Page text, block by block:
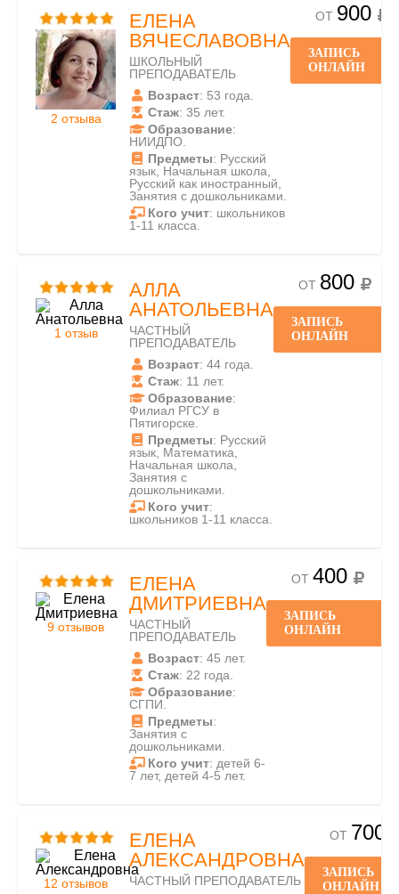
2 отзыва
ЕЛЕНА
ВЯЧЕСЛАВОВНА
ШКОЛЬНЫЙ
ПРЕПОДАВАТЕЛЬ
Возраст: 53 года.
Стаж: 35 лет.
Образование:
НИИДПО.
Предметы: Русский
язык, Начальная школа,
Русский как иностранный,
Занятия с дошкольниками.
Кого учит: школьников
1-11 класса.
ОТ 900
ЗАПИСЬ
ОНЛАЙН
1 отзыв
АЛЛА
АНАТОЛЬЕВНА
ЧАСТНЫЙ
ПРЕПОДАВАТЕЛЬ
Возраст: 44 года.
Стаж: 11 лет.
Образование:
Филиал РГСУ в
Пятигорске.
Предметы: Русский
язык, Математика,
Начальная школа,
Занятия с
дошкольниками.
Кого учит:
школьников 1-11 класса.
ОТ 800
ЗАПИСЬ
ОНЛАЙН
9 отзывов
ЕЛЕНА
ДМИТРИЕВНА
ЧАСТНЫЙ
ПРЕПОДАВАТЕЛЬ
Возраст: 45 лет.
Стаж: 22 года.
Образование:
СГПИ.
Предметы:
Занятия с
дошкольниками.
Кого учит: детей 6-
7 лет, детей 4-5 лет.
ОТ 400
ЗАПИСЬ
ОНЛАЙН
12 отзывов
ЕЛЕНА
АЛЕКСАНДРОВНА
ЧАСТНЫЙ ПРЕПОДАВАТЕЛЬ
ОТ 700
ЗАПИСЬ
ОНЛАЙН